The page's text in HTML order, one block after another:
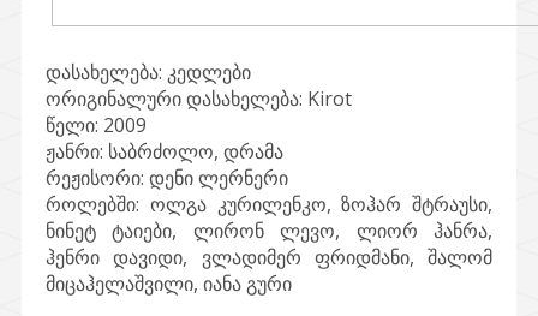
დასახელება: კედლები
ორიგინალური დასახელება: Kirot
წელი: 2009
ჟანრი: საბრძოლო, დრამა
რეჟისორი: დენი ლერნერი
როლებში: ოლგა კურილენკო, ზოჰარ შტრაუსი,
ნინეტ ტაიები, ლირონ ლევო, ლიორ ჰანრა,
ჰენრი დავიდი, ვლადიმერ ფრიდმანი, შალომ
მიცაჰელაშვილი, იანა გური